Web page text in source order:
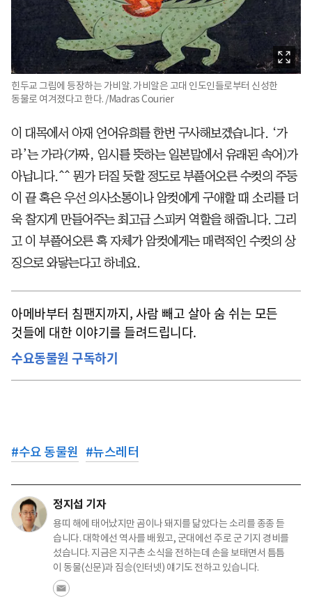
힌두교 그림에 등장하는 가비알. 가비알은 고대 인도인들로부터 신성한
동물로 여겨졌다고 한다. /Madras Courier
이 대목에서 아재 언어유희를 한번 구사해보겠습니다. ‘가
라’는 가라(가짜, 임시를 뜻하는 일본말에서 유래된 속어)가
아닙니다.^^ 뭔가 터질 듯할 정도로 부풀어오른 수컷의 주둥
이 끝 혹은 우선 의사소통이나 암컷에게 구애할 때 소리를 더
욱 찰지게 만들어주는 최고급 스피커 역할을 해줍니다. 그리
고 이 부풀어오른 혹 자체가 암컷에게는 매력적인 수컷의 상
징으로 와닿는다고 하네요.
아메바부터 침팬지까지, 사람 빼고 살아 숨 쉬는 모든
것들에 대한 이야기를 들려드립니다.
수요동물원 구독하기
#수요 동물원 #뉴스레터
정지섭 기자
용띠 해에 태어났지만 곰이나 돼지를 닮았다는 소리를 종종 듣
습니다. 대학에선 역사를 배웠고, 군대에선 주로 군 기지 경비를
섰습니다. 지금은 지구촌 소식을 전하는데 손을 보태면서 틈틈
이 동물(신문)과 짐승(인터넷) 얘기도 전하고 있습니다.